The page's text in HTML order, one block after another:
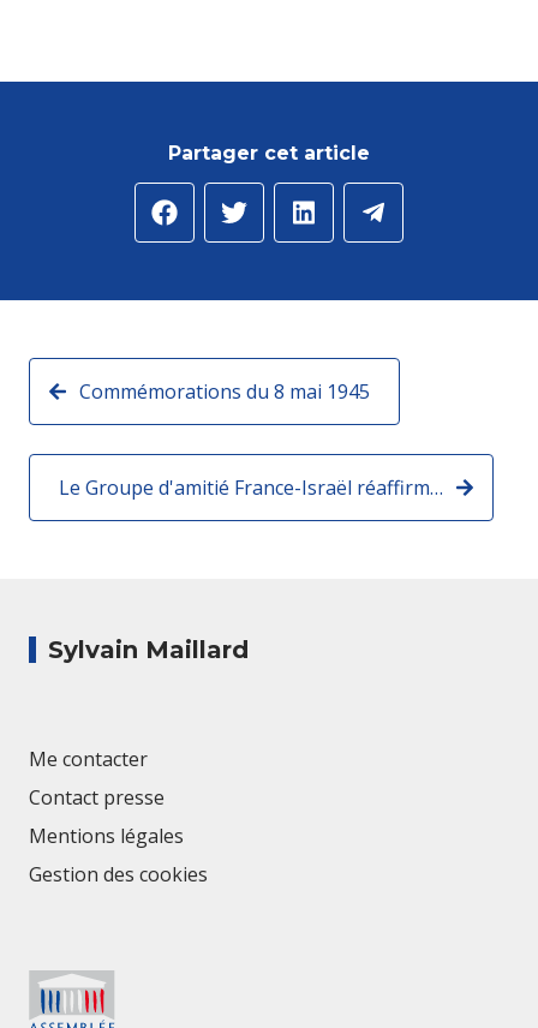
Partager cet article
Commémorations du 8 mai 1945
Le Groupe d'amitié France-Israël réaffirme son soutien à Israël et à son peuple
Sylvain Maillard
Me contacter
Contact presse
Mentions légales
Gestion des cookies